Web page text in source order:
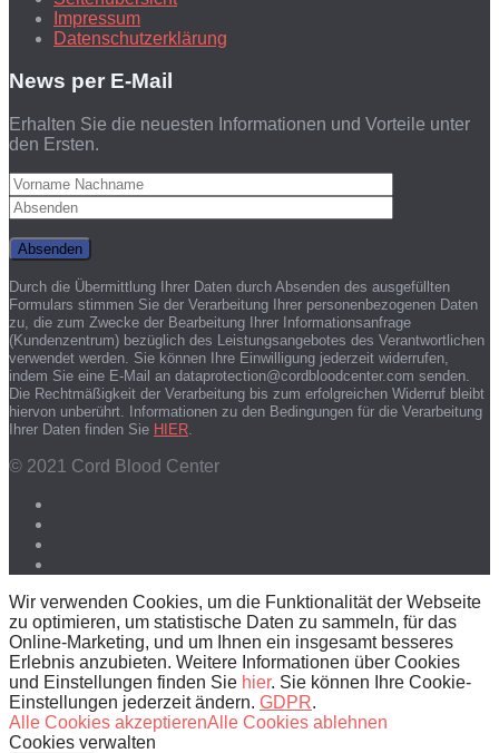
Impressum
Datenschutzerklärung
News per E-Mail
Erhalten Sie die neuesten Informationen und Vorteile unter
den Ersten.
Durch die Übermittlung Ihrer Daten durch Absenden des ausgefüllten
Formulars stimmen Sie der Verarbeitung Ihrer personenbezogenen Daten
zu, die zum Zwecke der Bearbeitung Ihrer Informationsanfrage
(Kundenzentrum) bezüglich des Leistungsangebotes des Verantwortlichen
verwendet werden. Sie können Ihre Einwilligung jederzeit widerrufen,
indem Sie eine E-Mail an dataprotection@cordbloodcenter.com senden.
Die Rechtmäßigkeit der Verarbeitung bis zum erfolgreichen Widerruf bleibt
hiervon unberührt. Informationen zu den Bedingungen für die Verarbeitung
Ihrer Daten finden Sie HIER
© 2021 Cord Blood Center
Wir verwenden Cookies, um die Funktionalität der Webseite
zu optimieren, um statistische Daten zu sammeln, für das
Online-Marketing, und um Ihnen ein insgesamt besseres
Erlebnis anzubieten. Weitere Informationen über Cookies
und Einstellungen finden Sie hier. Sie können Ihre Cookie-
Einstellungen jederzeit ändern. GDPR.
Alle Cookies akzeptierenAlle Cookies ablehnen
Cookies verwalten